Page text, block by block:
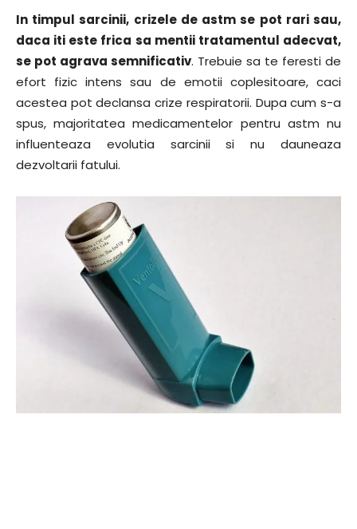
In timpul sarcinii, crizele de astm se pot rari sau,
daca iti este frica sa mentii tratamentul adecvat,
se pot agrava semnificativ. Trebuie sa te feresti de
efort fizic intens sau de emotii coplesitoare, caci
acestea pot declansa crize respiratorii. Dupa cum s-a
spus, majoritatea medicamentelor pentru astm nu
influenteaza evolutia sarcinii si nu dauneaza
dezvoltarii fatului.